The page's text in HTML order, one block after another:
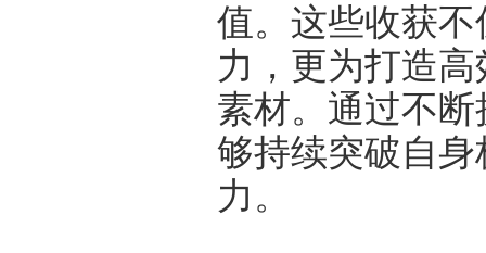
值。这些收获
力，更为打造高
素材。通过不
够持续突破自
力。